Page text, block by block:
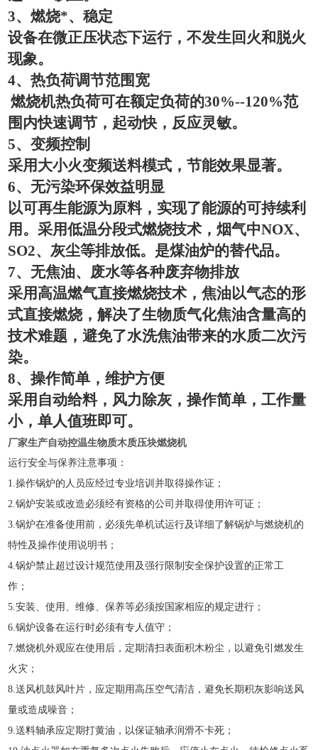
3、燃烧*、稳定
设备在微正压状态下运行，不发生回火和脱火
现象。
4、热负荷调节范围宽
燃烧机热负荷可在额定负荷的30%--120%范
围内快速调节，起动快，反应灵敏。
5、变频控制
采用大小火变频送料模式，节能效果显著。
6、无污染环保效益明显
以可再生能源为原料，实现了能源的可持续利
用。采用低温分段式燃烧技术，烟气中NOX、
SO2、灰尘等排放低。是煤油炉的替代品。
7、无焦油、废水等各种废弃物排放
采用高温燃气直接燃烧技术，焦油以气态的形
式直接燃烧，解决了生物质气化焦油含量高的
技术难题，避免了水洗焦油带来的水质二次污
染。
8、操作简单，维护方便
采用自动给料，风力除灰，操作简单，工作量
小，单人值班即可。
厂家生产自动控温生物质木质压块燃烧机
运行安全与保养注意事项：
1.操作锅炉的人员应经过专业培训并取得操作证；
2.锅炉安装或改造必须经有资格的公司并取得使用许可证；
3.锅炉在准备使用前，必须先单机试运行及详细了解锅炉与燃烧机的
特性及操作使用说明书；
4.锅炉禁止超过设计规范使用及强行限制安全保护设置的正常工
作；
5.安装、使用、维修、保养等必须按国家相应的规定进行；
6.锅炉设备在运行时必须有专人值守；
7.燃烧机外观应在使用后，定期清扫表面积木粉尘，以避免引燃发生
火灾；
8.送风机鼓风叶片，应定期用高压空气清洁，避免长期积灰影响送风
量或造成噪音；
9.送料轴承应定期打黄油，以保证轴承润滑不卡死；